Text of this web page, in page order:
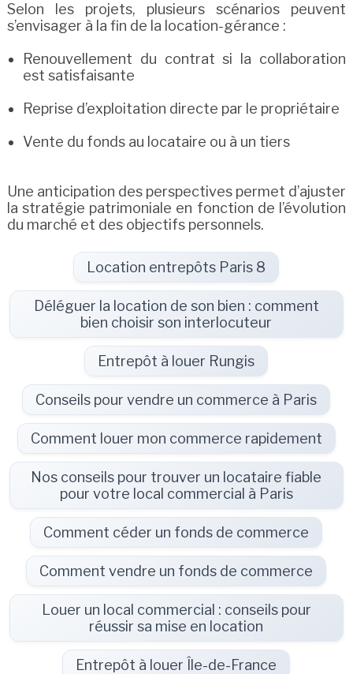
Selon les projets, plusieurs scénarios peuvent
s’envisager à la fin de la location-gérance :
Renouvellement du contrat si la collaboration
est satisfaisante
Reprise d’exploitation directe par le propriétaire
Vente du fonds au locataire ou à un tiers
Une anticipation des perspectives permet d’ajuster
la stratégie patrimoniale en fonction de l’évolution
du marché et des objectifs personnels.
Location entrepôts Paris 8
Déléguer la location de son bien : comment
bien choisir son interlocuteur
Entrepôt à louer Rungis
Conseils pour vendre un commerce à Paris
Comment louer mon commerce rapidement
Nos conseils pour trouver un locataire fiable
pour votre local commercial à Paris
Comment céder un fonds de commerce
Comment vendre un fonds de commerce
Louer un local commercial : conseils pour
réussir sa mise en location
Entrepôt à louer Île-de-France